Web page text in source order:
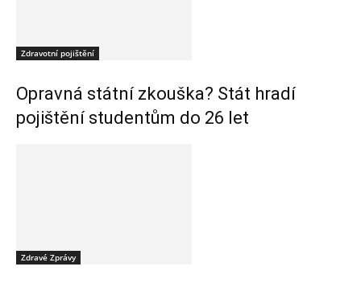
Zdravotní pojištění
Opravná státní zkouška? Stát hradí
pojištění studentům do 26 let
Zdravé Zprávy